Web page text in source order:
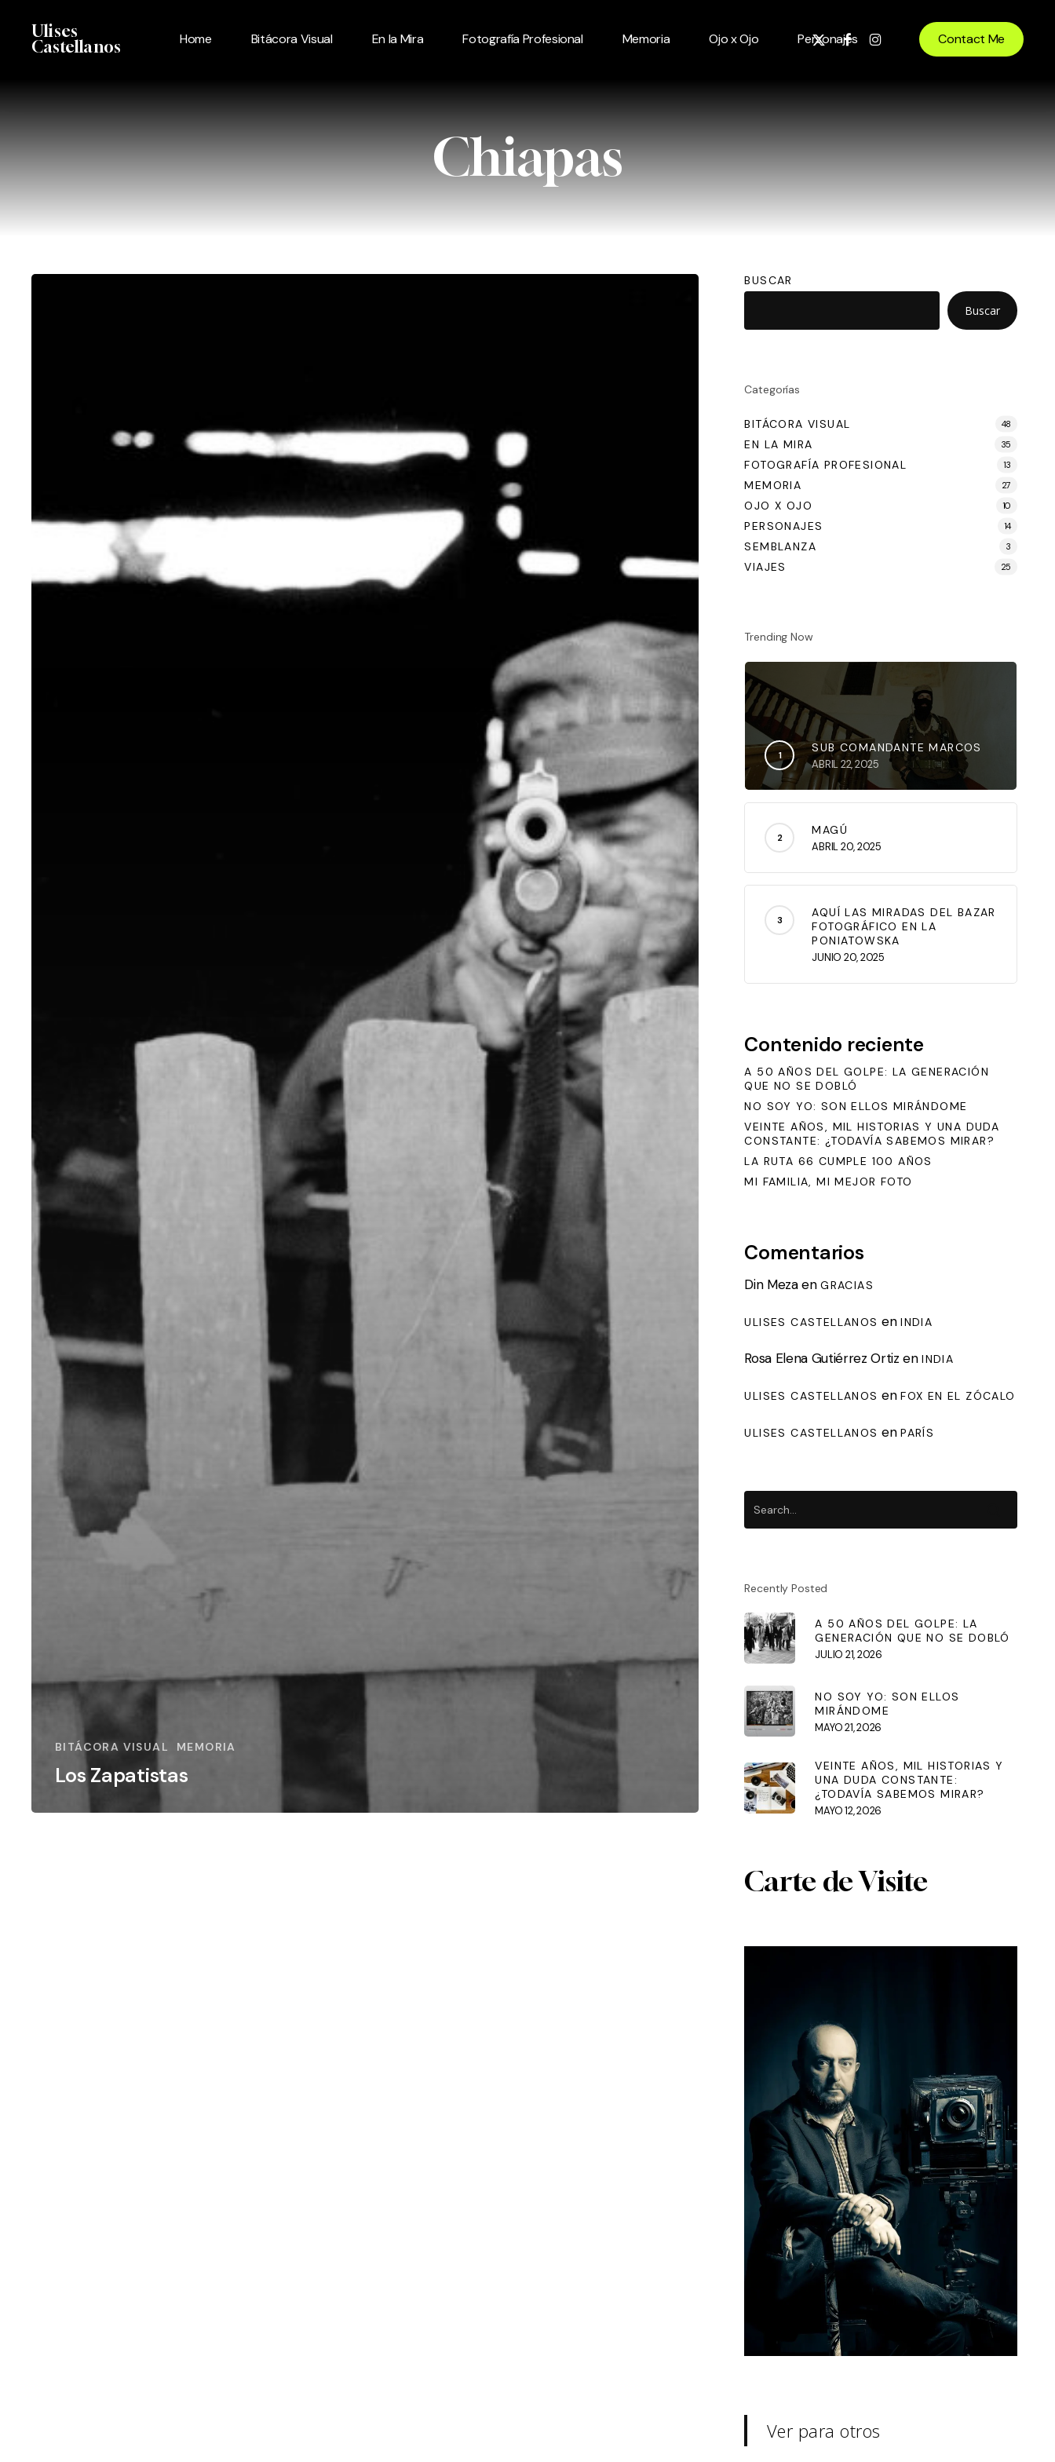
Ulises
Castellanos
Home Bitácora Visual En la Mira Fotografía Profesional Memoria Ojo x Ojo Personajes
x-
facebookinstagram Contact Me
Chiapas
BITÁCORA VISUAL MEMORIA
Los Zapatistas
BUSCAR
Buscar
Categorías
BITÁCORA VISUAL 48
EN LA MIRA 35
FOTOGRAFÍA PROFESIONAL 13
MEMORIA 27
OJO X OJO 10
PERSONAJES 14
SEMBLANZA 3
VIAJES 25
Trending Now
SUB COMANDANTE MARCOS
ABRIL 22, 2025
MAGÚ
ABRIL 20, 2025
AQUÍ LAS MIRADAS DEL BAZAR
FOTOGRÁFICO EN LA
PONIATOWSKA
JUNIO 20, 2025
Contenido reciente
A 50 AÑOS DEL GOLPE: LA GENERACIÓN
QUE NO SE DOBLÓ
NO SOY YO: SON ELLOS MIRÁNDOME
VEINTE AÑOS, MIL HISTORIAS Y UNA DUDA
CONSTANTE: ¿TODAVÍA SABEMOS MIRAR?
LA RUTA 66 CUMPLE 100 AÑOS
MI FAMILIA, MI MEJOR FOTO
Comentarios
Din MezaenGRACIAS
ULISES CASTELLANOS enINDIA
Rosa Elena Gutiérrez Ortiz enINDIA
ULISES CASTELLANOS enFOX EN EL ZÓCALO
ULISES CASTELLANOS enPARÍS
Recently Posted
A 50 AÑOS DEL GOLPE: LA
GENERACIÓN QUE NO SE DOBLÓ
JULIO 21, 2026
NO SOY YO: SON ELLOS
MIRÁNDOME
MAYO 21, 2026
VEINTE AÑOS, MIL HISTORIAS Y
UNA DUDA CONSTANTE:
¿TODAVÍA SABEMOS MIRAR?
MAYO 12, 2026
Carte de Visite
Ver para otros